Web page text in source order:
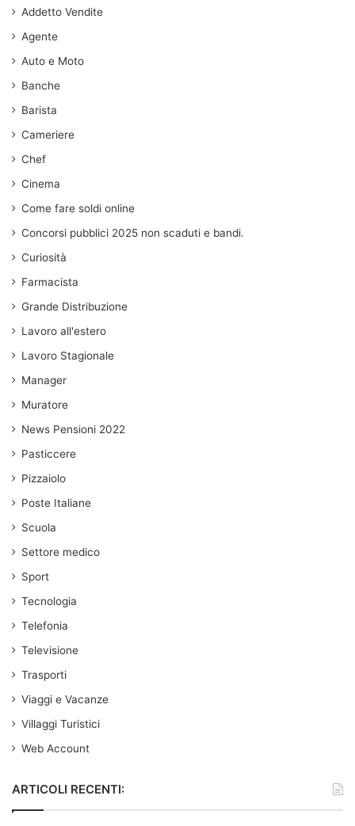
Addetto Vendite
Agente
Auto e Moto
Banche
Barista
Cameriere
Chef
Cinema
Come fare soldi online
Concorsi pubblici 2025 non scaduti e bandi.
Curiosità
Farmacista
Grande Distribuzione
Lavoro all'estero
Lavoro Stagionale
Manager
Muratore
News Pensioni 2022
Pasticcere
Pizzaiolo
Poste Italiane
Scuola
Settore medico
Sport
Tecnologia
Telefonia
Televisione
Trasporti
Viaggi e Vacanze
Villaggi Turistici
Web Account
ARTICOLI RECENTI: